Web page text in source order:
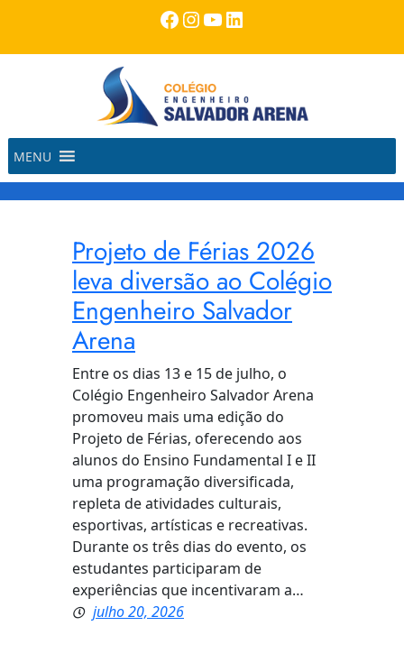
o
Facebook
Instagram
Youtube
LinkedIn
MENU
Projeto de Férias 2026
leva diversão ao Colégio
Engenheiro Salvador
Arena
Entre os dias 13 e 15 de julho, o
Colégio Engenheiro Salvador Arena
promoveu mais uma edição do
Projeto de Férias, oferecendo aos
alunos do Ensino Fundamental I e II
uma programação diversificada,
repleta de atividades culturais,
esportivas, artísticas e recreativas.
Durante os três dias do evento, os
estudantes participaram de
experiências que incentivaram a…
julho 20, 2026